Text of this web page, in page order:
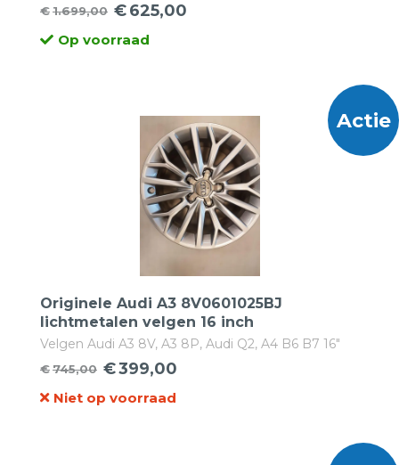
€1.699,00
Oorspronkelijke
prijs
€625,00
Huidige
prijsOp voorraad
Actie
Originele Audi A3 8V0601025BJ
lichtmetalen velgen 16 inch
Velgen Audi A3 8V, A3 8P, Audi Q2, A4 B6 B7 16"
Origineel 7j16 5x112x57 ET40
€745,00
Oorspronkelijke
prijs
€399,00
Huidige
prijs
Niet op voorraad